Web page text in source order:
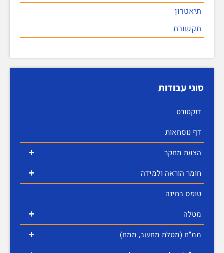
תיאטרון
תקשורת
סוגי עבודות
דוקטורט
דף נוסחאות
+ הצעת מחקר
+
חומר הוראה ולמידה
טופס בחינה
+ מטלה
+ ממ"ח (מטלת מחשב, ממח)